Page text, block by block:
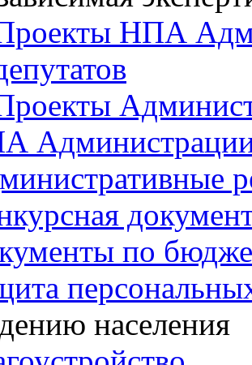
НПА
по
населения